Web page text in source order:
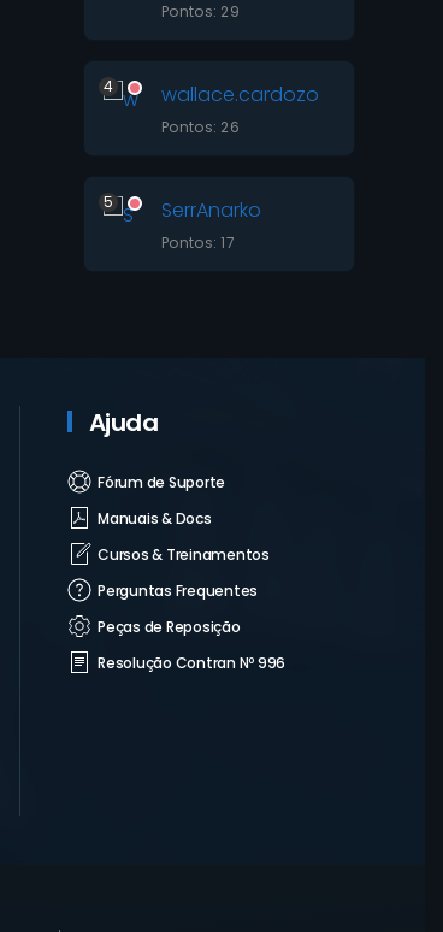
Pontos: 29
4 wallace.cardozo
Pontos: 26
5 SerrAnarko
Pontos: 17
Ajuda
Fórum de Suporte
Manuais & Docs
Cursos & Treinamentos
Perguntas Frequentes
Peças de Reposição
Resolução Contran Nº 996